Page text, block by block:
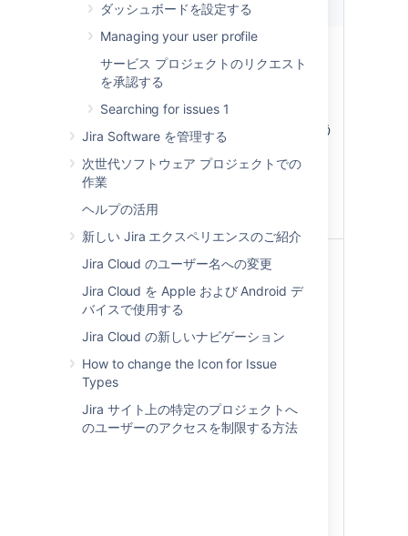
ダッシュボードを設定する
Managing your user profile
サービス プロジェクトのリクエスト
を承認する
Searching for issues 1
Jira Software を管理する
次世代ソフトウェア プロジェクトでの
作業
ヘルプの活用
新しい Jira エクスペリエンスのご紹介
Jira Cloud のユーザー名への変更
Jira Cloud を Apple および Android デ
バイスで使用する
Jira Cloud の新しいナビゲーション
How to change the Icon for Issue
Types
Jira サイト上の特定のプロジェクトへ
のユーザーのアクセスを制限する方法
ツール 手順
変更
「コ
ミッ
Bitbucket、
GitHub、
GitHub
Fisheye
コミットメッセージ
に課題キーを含めま
たとえば、"TIS-1 最
初のコミット" のよう
なコミットメッセー
ジは、TIS-1 課題を
ブラ
Bitbucket、
GitHub
Enterprise、
FishEye
ブランチを作成する
際に、課題キーをブ
ランチ名に含めま
Jira 課題の開発パネ
ルからブランチを作
ます。